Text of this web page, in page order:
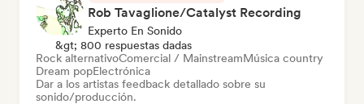
Rob Tavaglione/Catalyst Recording
Experto En Sonido
&gt; 800 respuestas dadas
Rock alternativoComercial / MainstreamMúsica country
Dream popElectrónica
Dar a los artistas feedback detallado sobre su
sonido/producción.